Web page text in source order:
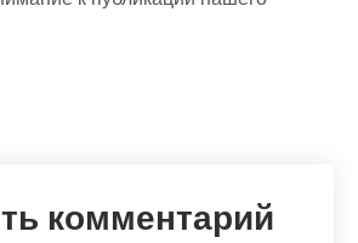
комментарий